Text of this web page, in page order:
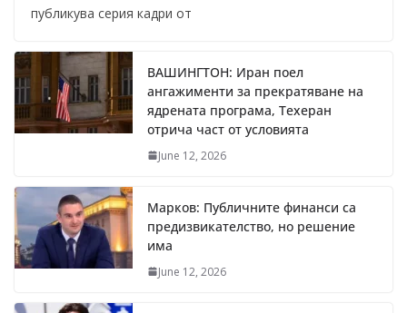
публикува серия кадри от
ВАШИНГТОН: Иран поел
ангажименти за прекратяване на
ядрената програма, Техеран
отрича част от условията
June 12, 2026
Марков: Публичните финанси са
предизвикателство, но решение
има
June 12, 2026